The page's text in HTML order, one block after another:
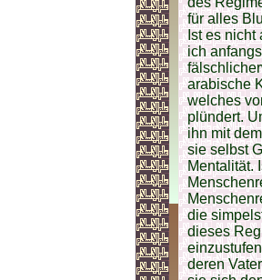
für alles
Ist es nicht
ich
arabische
welches
plündert.
ihn mit
sie selbst
Mentalität.
die
dieses
deren